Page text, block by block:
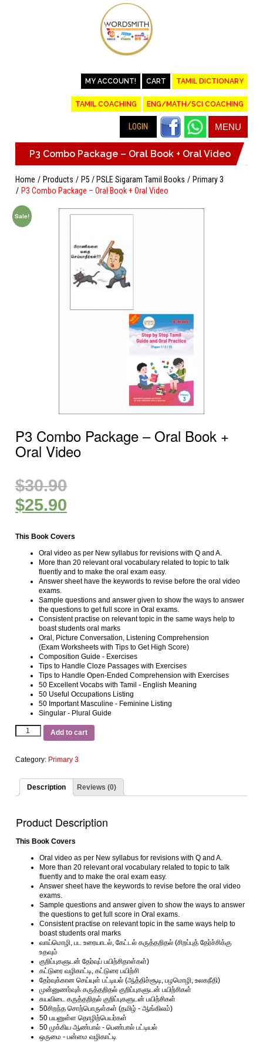
MY ACCOUNT! CART TAMIL DICTIONARY
TAMIL COACHING ENG/MATH/SCI COACHING
MENU
LOGIN
P3 Combo Package – Oral Book + Oral Video
Home Products P5 / PSLE Sigaram Tamil Books
Primary 3
P3 Combo Package – Oral Book + Oral Video
Sale!
P3 Combo Package – Oral Book +
Oral Video
$30.90
$25.90
This Book Covers
Oral video as per New syllabus for revisions with Q and A.
More than 20 relevant oral vocabulary related to topic to talk
fluently and to make the oral exam easy.
Answer sheet have the keywords to revise before the oral video
exams.
Sample questions and answer given to show the ways to answer
the questions to get full score in Oral exams.
Consistent practise on relevant topic in the same ways help to
boast students oral marks
Oral, Picture Conversation, Listening Comprehension
(Exam Worksheets with Tips to Get High Score)
Composition Guide ‐ Exercises
Tips to Handle Cloze Passages with Exercises
Tips to Handle Open-Ended Comprehension with Exercises
50 Excellent Vocabs with Tamil ‐ English Meaning
50 Useful Occupations Listing
50 Important Masculine ‐ Feminine Listing
Singular ‐ Plural Guide
Add to cart
Category: Primary 3
Description Reviews (0)
Product Description
This Book Covers
Oral video as per New syllabus for revisions with Q and A.
More than 20 relevant oral vocabulary related to topic to talk
fluently and to make the oral exam easy.
Answer sheet have the keywords to revise before the oral video
exams.
Sample questions and answer given to show the ways to answer
the questions to get full score in Oral exams.
Consistent practise on relevant topic in the same ways help to
boast students oral marks
வாய்மொழி, பட உரையாடல், கேட்டல் கருத்தறிதல் (சிறப்புத் தேர்ச்சிக்கு
உதவும்
குறிப்புகளுடன் தேர்வுப் பயிற்சிதாள்கள்)
கட்டுரை வழிகாட்டி, கட்டுரை பயிற்சி
தேர்வுக்கான செய்யுள் பட்டியல் (ஆத்திச்சூடி, பழமொழி, உலகநீதி)
முன்னுணர்வுக் கருத்தறிதல் குறிப்புகளுடன் பயிற்சிகள்
சுயவிடை கருத்தறிதல் குறிப்புகளுடன் பயிற்சிகள்
50சிறந்த சொற்பொருள்கள் (தமிழ் ‐ ஆங்கிலம்)
50 பயனுள்ள தொழிற்பெயர்கள்
50 முக்கிய ஆண்பால் ‐ பெண்பால் பட்டியல்
ஒருமை ‐ பன்மை வழிகாட்டி